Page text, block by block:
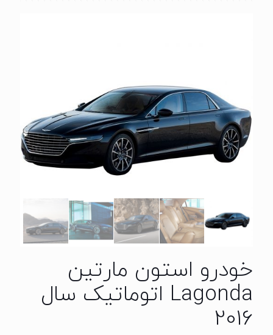
خودرو استون مارتین
Lagonda اتوماتیک سال
2016